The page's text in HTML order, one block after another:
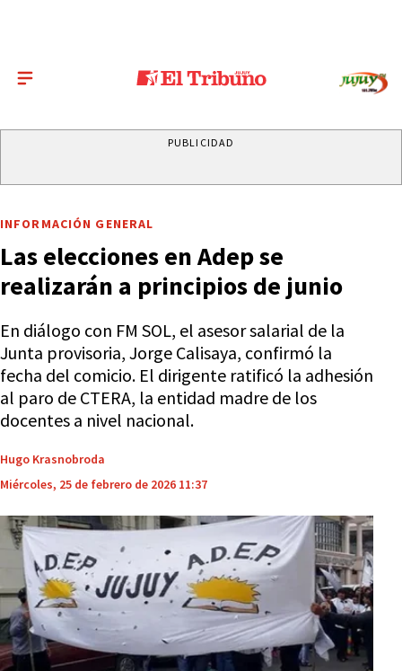
PUBLICIDAD
INFORMACIÓN GENERAL
Las elecciones en Adep se
realizarán a principios de junio
En diálogo con FM SOL, el asesor salarial de la
Junta provisoria, Jorge Calisaya, confirmó la
fecha del comicio. El dirigente ratificó la adhesión
al paro de CTERA, la entidad madre de los
docentes a nivel nacional.
Hugo Krasnobroda
Miércoles, 25 de febrero de 2026 11:37